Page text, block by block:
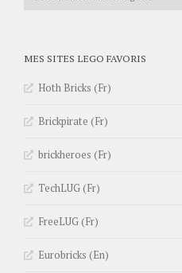
MES SITES LEGO FAVORIS
Hoth Bricks (Fr)
Brickpirate (Fr)
brickheroes (Fr)
TechLUG (Fr)
FreeLUG (Fr)
Eurobricks (En)